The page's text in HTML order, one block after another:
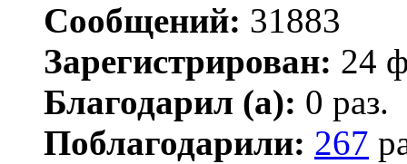
Сообщений: 31883
Зарегистрирован: 24
Благодарил (а): 0 раз.
Поблагодарили: 267